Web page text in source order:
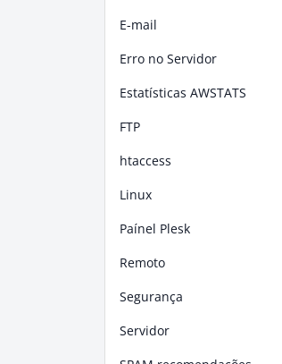
E-mail
Erro no Servidor
Estatísticas AWSTATS
FTP
htaccess
Linux
Paínel Plesk
Remoto
Segurança
Servidor